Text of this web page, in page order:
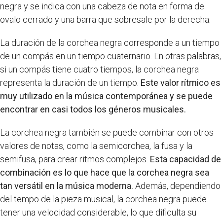
negra y se indica con una cabeza de nota en forma de
ovalo cerrado y una barra que sobresale por la derecha.
La duración de la corchea negra corresponde a un tiempo
de un compás en un tiempo cuaternario. En otras palabras,
si un compás tiene cuatro tiempos, la corchea negra
representa la duración de un tiempo. Este valor rítmico es
muy utilizado en la música contemporánea y se puede
encontrar en casi todos los géneros musicales.
La corchea negra también se puede combinar con otros
valores de notas, como la semicorchea, la fusa y la
semifusa, para crear ritmos complejos. Esta capacidad de
combinación es lo que hace que la corchea negra sea
tan versátil en la música moderna. Además, dependiendo
del tempo de la pieza musical, la corchea negra puede
tener una velocidad considerable, lo que dificulta su